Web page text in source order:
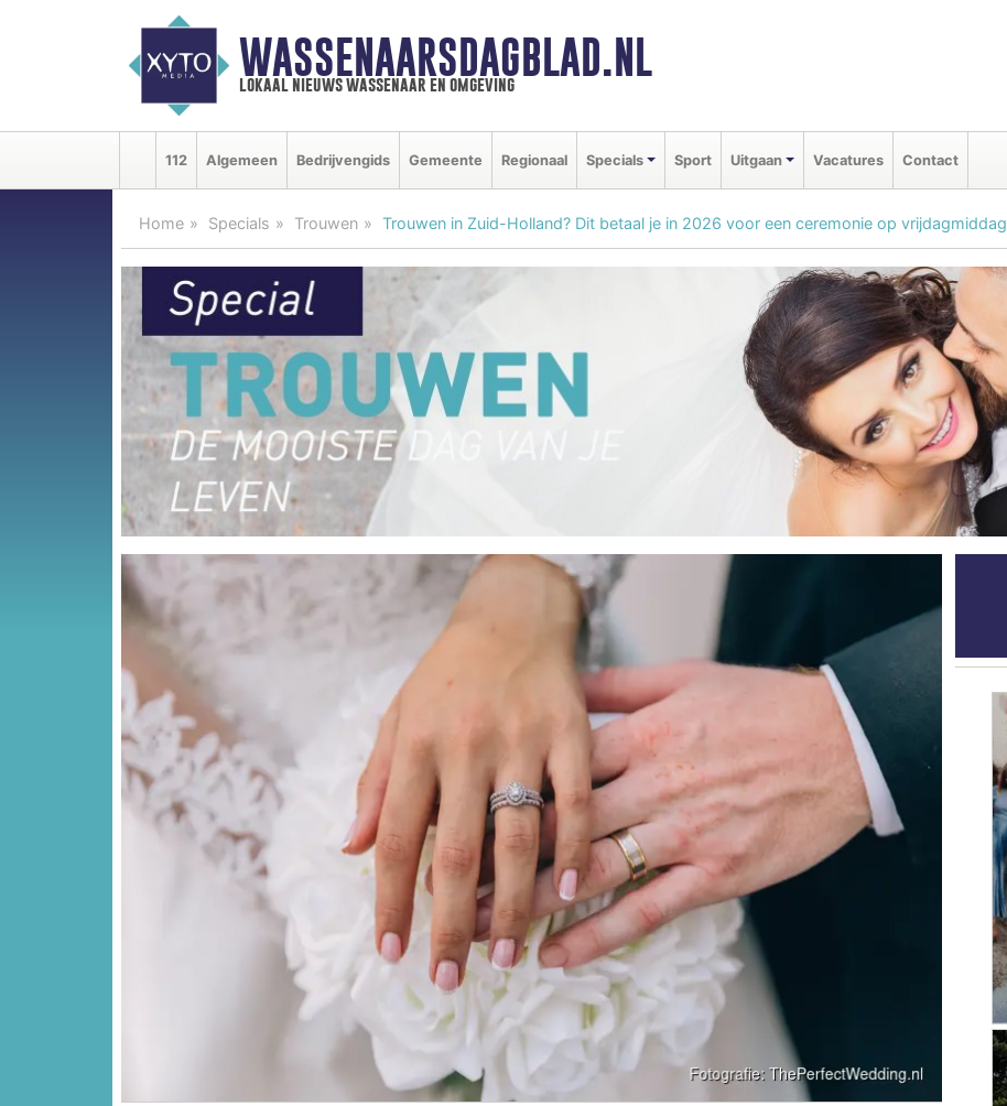
WASSENAARSDAGBLAD.NL
lokaal nieuws wassenaar en omgeving
112 Algemeen Bedrijvengids Gemeente Regionaal Specials Sport Uitgaan Vacatures Contact
Home Specials Trouwen Trouwen in Zuid-Holland? Dit betaal je in 2026 voor een ceremonie op vrijdagmiddag